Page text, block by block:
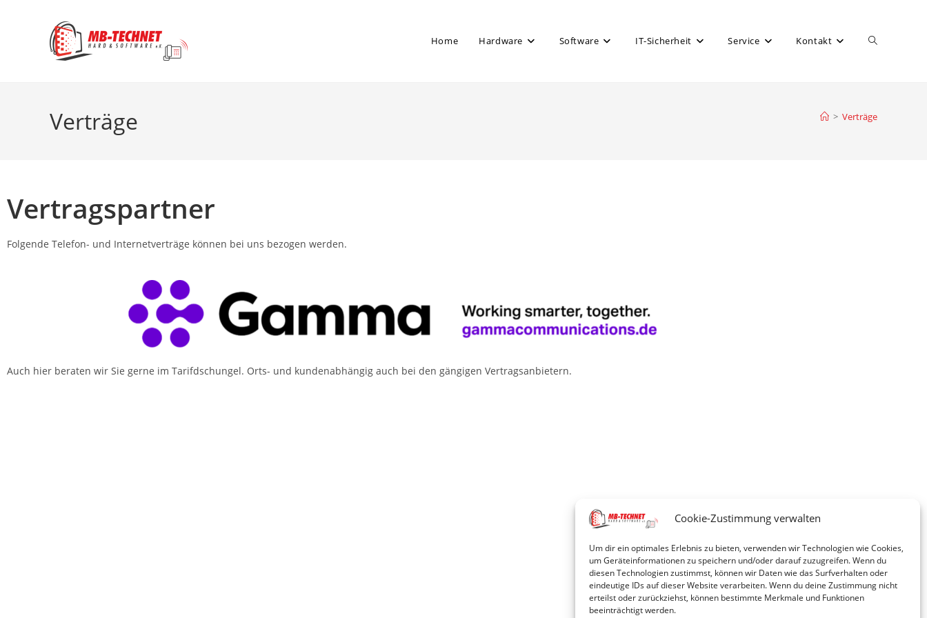
Cookie-Zustimmung verwalten
Um dir ein optimales Erlebnis zu bieten, verwenden wir Technologien wie Cookies,
um Geräteinformationen zu speichern und/oder darauf zuzugreifen. Wenn du
diesen Technologien zustimmst, können wir Daten wie das Surfverhalten oder
eindeutige IDs auf dieser Website verarbeiten. Wenn du deine Zustimmung nicht
erteilst oder zurückziehst, können bestimmte Merkmale und Funktionen
beeinträchtigt werden.
Home Hardware Software IT-Sicherheit Service Kontakt
Verträge > Verträge
Vertragspartner
Folgende Telefon- und Internetverträge können bei uns bezogen werden.
Auch hier beraten wir Sie gerne im Tarifdschungel. Orts- und kundenabhängig auch bei den gängigen Vertragsanbietern.